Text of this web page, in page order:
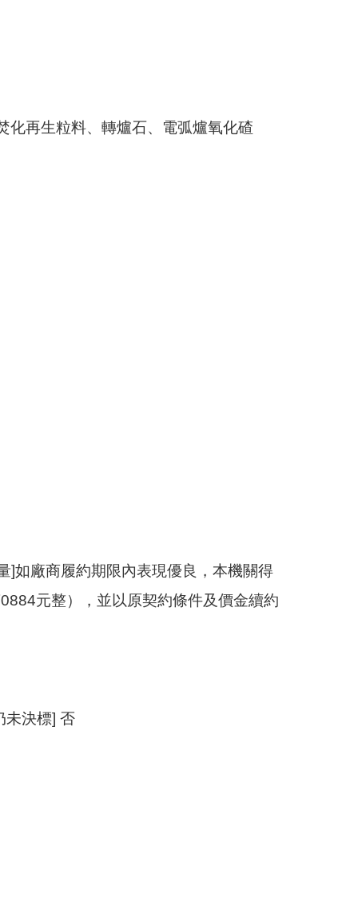
化再生粒料、轉爐石、電弧爐氧化碴
]如廠商履約期限內表現優良，本機關得
元整），並以原契約條件及價金續約
未決標] 否